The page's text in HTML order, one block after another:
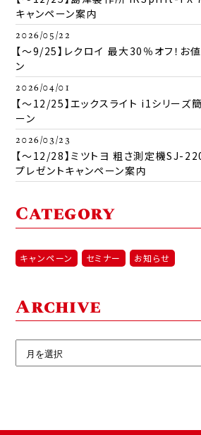
キャンペーン案内
2026/05/22
【～9/25】レクロイ 最大30％オフ！お
ン
2026/04/01
【～12/25】エックスライト i1シリーズ
ーン
2026/03/23
【～12/28】ミツトヨ 粗さ測定機SJ-
プレゼントキャンペーン案内
Category
キャンペーン セミナー お知らせ
Archive